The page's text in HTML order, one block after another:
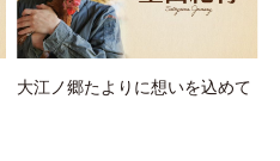
大江ノ郷たよりに想いを込めて